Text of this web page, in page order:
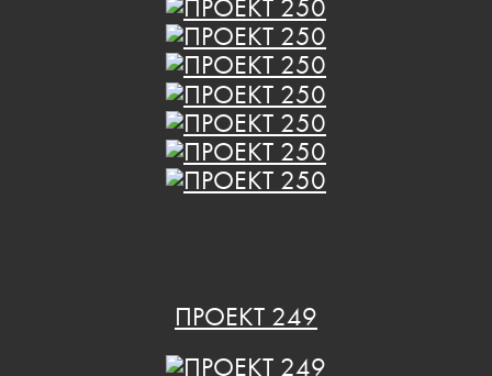
ПРОЕКТ 249